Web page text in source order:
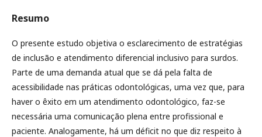
Resumo
O presente estudo objetiva o esclarecimento de estratégias
de inclusão e atendimento diferencial inclusivo para surdos.
Parte de uma demanda atual que se dá pela falta de
acessibilidade nas práticas odontológicas, uma vez que, para
haver o êxito em um atendimento odontológico, faz-se
necessária uma comunicação plena entre profissional e
paciente. Analogamente, há um déficit no que diz respeito à